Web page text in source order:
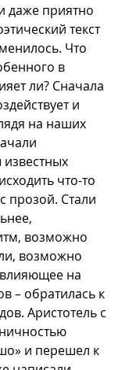
даже приятно
текст
Что
в
ли? Сначала
и
на наших
известных
что-то
прозой. Стали
возможно
возможно
на
– обратилась к
Аристотель с
и перешел к